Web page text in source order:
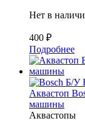
Нет в
400 ₽
Подробнее
Б/У
Аквастоп
машины
Аквастопы